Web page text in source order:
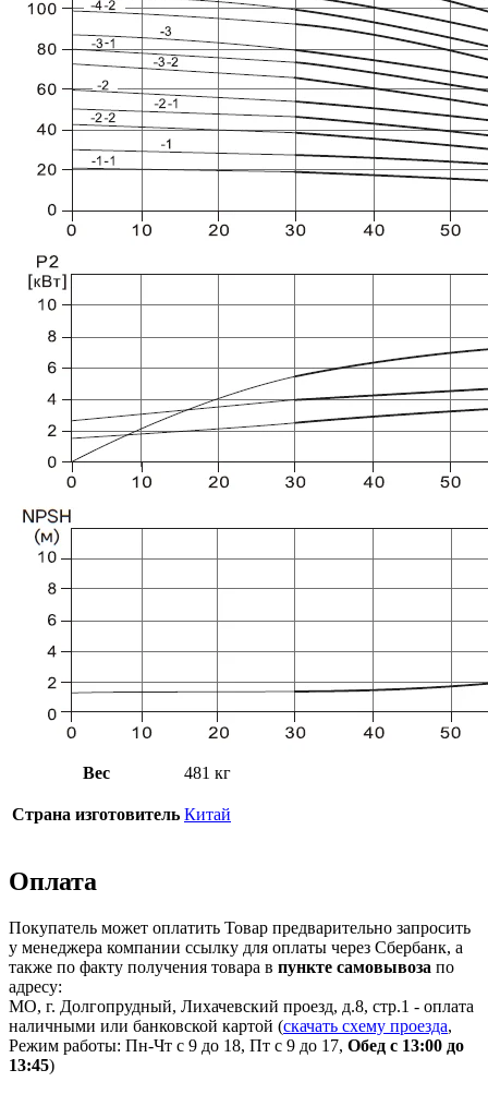
Вес 481 кг
Страна изготовитель Китай
Оплата
Покупатель может оплатить Товар предварительно запросить
у менеджера компании ссылку для оплаты через Сбербанк, а
также по факту получения товара в пункте самовывоза по
адресу:
МО, г. Долгопрудный, Лихачевский проезд, д.8, стр.1 - оплата
наличными или банковской картой (скачать схему проезда,
Режим работы: Пн-Чт с 9 до 18, Пт с 9 до 17, Обед с 13:00 до
13:45)